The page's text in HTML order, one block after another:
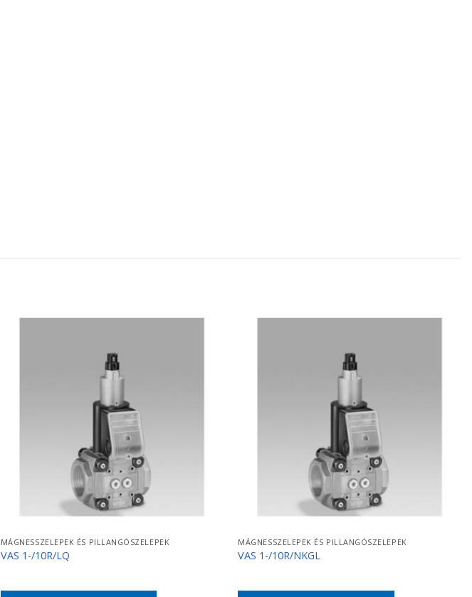
MÁGNESSZELEPEK ÉS PILLANGÓSZELEPEK
VAS 1-/10R/LQ
MÁGNESSZELEPEK ÉS PILLANGÓSZELEPEK
VAS 1-/10R/NKGL